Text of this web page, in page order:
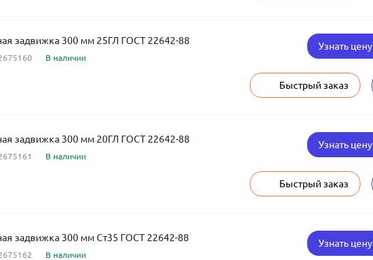
задвижка 300 мм 25ГЛ ГОСТ 22642-88
В наличии
Узнать цену
Быстрый заказ
задвижка 300 мм 20ГЛ ГОСТ 22642-88
В наличии
Узнать цену
Быстрый заказ
задвижка 300 мм Ст35 ГОСТ 22642-88
В наличии
Узнать цену